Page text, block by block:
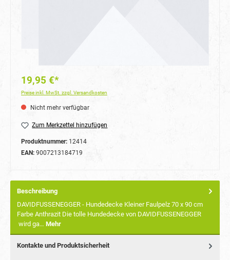
19,95 €*
Preise inkl. MwSt. zzgl. Versandkosten
Nicht mehr verfügbar
Zum Merkzettel hinzufügen
Produktnummer: 12414
EAN: 9007213184719
Beschreibung
DAVIDFUSSENEGGER - Hundedecke Kleiner Faulpelz 70 x 90 cm
Farbe Anthrazit Die tolle Hundedecke von DAVIDFUSSENEGGER
wird ga… Mehr
Kontakte und Produktsicherheit